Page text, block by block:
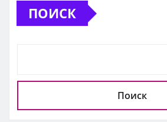
ПОИСК
Поиск